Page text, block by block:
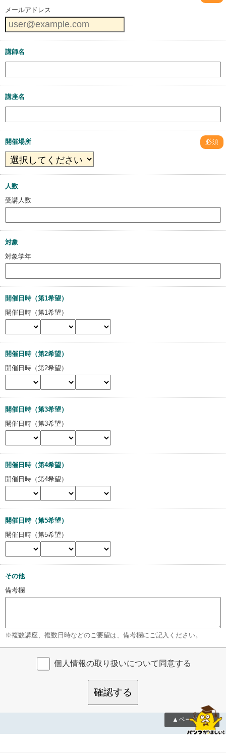
メールアドレス
講師名
講座名
開催場所 必須
人数
受講人数
対象
対象学年
開催日時（第1希望）
開催日時（第1希望）
開催日時（第2希望）
開催日時（第2希望）
開催日時（第3希望）
開催日時（第3希望）
開催日時（第4希望）
開催日時（第4希望）
開催日時（第5希望）
開催日時（第5希望）
その他
備考欄
※複数講座、複数日時などのご要望は、備考欄にご記入ください。
個人情報の取り扱いについて同意する
確認する
▲ページTOP